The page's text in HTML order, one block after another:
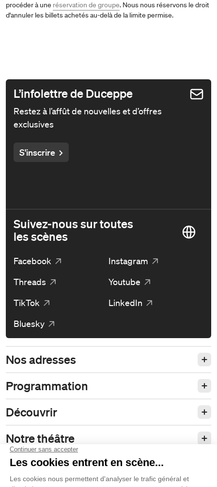
procéder à une réservation de groupe. Nous nous réservons le droit
d'annuler les billets achetés au-delà de la limite permise.
L’infolettre de Duceppe
Restez à l’affût de nouvelles et d’offres
exclusives
S'inscrire
Suivez-nous sur toutes
les scènes
Facebook
Instagram
Threads
Youtube
TikTok
LinkedIn
Bluesky
Nos adresses
Programmation
Découvrir
Notre théâtre
Philanthropie et partenariats